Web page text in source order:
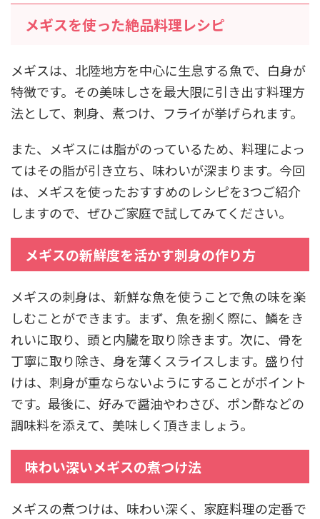
メギスを使った絶品料理レシピ
メギスは、北陸地方を中心に生息する魚で、白身が
特徴です。その美味しさを最大限に引き出す料理方
法として、刺身、煮つけ、フライが挙げられます。
また、メギスには脂がのっているため、料理によっ
てはその脂が引き立ち、味わいが深まります。今回
は、メギスを使ったおすすめのレシピを3つご紹介
しますので、ぜひご家庭で試してみてください。
メギスの新鮮度を活かす刺身の作り方
メギスの刺身は、新鮮な魚を使うことで魚の味を楽
しむことができます。まず、魚を捌く際に、鱗をき
れいに取り、頭と内臓を取り除きます。次に、骨を
丁寧に取り除き、身を薄くスライスします。盛り付
けは、刺身が重ならないようにすることがポイント
です。最後に、好みで醤油やわさび、ポン酢などの
調味料を添えて、美味しく頂きましょう。
味わい深いメギスの煮つけ法
メギスの煮つけは、味わい深く、家庭料理の定番で